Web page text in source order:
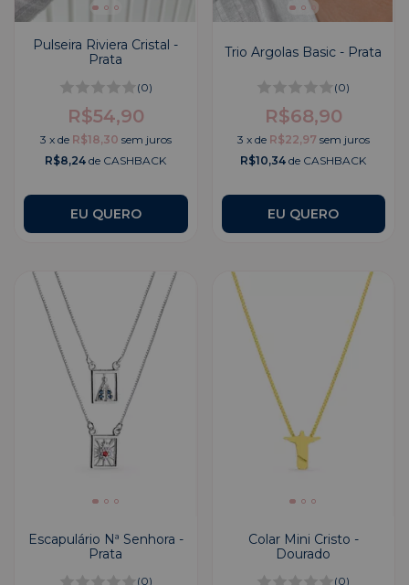
Pulseira Riviera Cristal -
Prata
(0)
R$54,90
3 x de R$18,30 sem juros
R$8,24 de CASHBACK
Trio Argolas Basic - Prata
(0)
R$68,90
3 x de R$22,97 sem juros
R$10,34 de CASHBACK
Escapulário Nª Senhora -
Prata
(0)
Colar Mini Cristo -
Dourado
(0)